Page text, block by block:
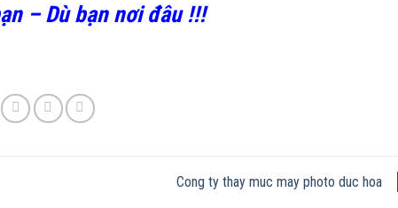
– Dù bạn nơi đâu !!!
Cong ty thay muc may photo duc hoa